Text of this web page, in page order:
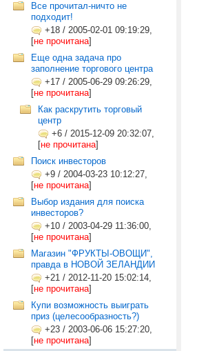
Все прочитал-ничто не
подходит!
+18 / 2005-02-01 09:19:29,
[не прочитана]
Еще одна задача про
заполнение торгового центра
+17 / 2005-06-29 09:26:29,
[не прочитана]
Как раскрутить торговый
центр
+6 / 2015-12-09 20:32:07,
[не прочитана]
Поиск инвесторов
+9 / 2004-03-23 10:12:27,
[не прочитана]
Выбор издания для поиска
инвесторов?
+10 / 2003-04-29 11:36:00,
[не прочитана]
Магазин "ФРУКТЫ-ОВОЩИ",
правда в НОВОЙ ЗЕЛАНДИИ
+21 / 2012-11-20 15:02:14,
[не прочитана]
Купи возможность выиграть
приз (целесообразность?)
+23 / 2003-06-06 15:27:20,
[не прочитана]